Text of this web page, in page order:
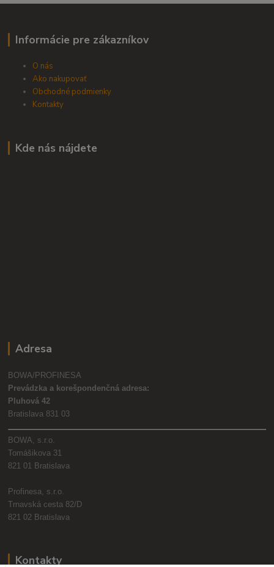
Informácie pre zákazníkov
O nás
Ako nakupovať
Obchodné podmienky
Kontakty
Kde nás nájdete
Adresa
BOWA/PROFINESA
Prevádzka a korešpondenčná adresa:
Pluhová 42
Bratislava 831 03
BOWA, s.r.o.
Tomášikova 31
821 01 Bratislava
Profinesa, s.r.o.
Trnavská cesta 82/D
821 02 Bratislava
Kontakty